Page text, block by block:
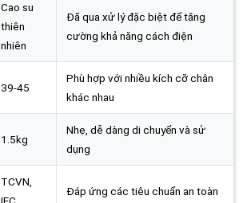
Cao su
thiên
nhiên
Đã qua xử lý đặc biệt để tăng
cường khả năng cách điện
39-45
Phù hợp với nhiều kích cỡ chân
khác nhau
1.5kg
Nhẹ, dễ dàng di chuyển và sử
dụng
TCVN,
Đáp ứng các tiêu chuẩn an toàn